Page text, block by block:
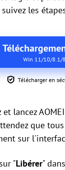
les
Win 11/10/8.1/
Télécharger en
et lancez
que
sur
"Libérer"